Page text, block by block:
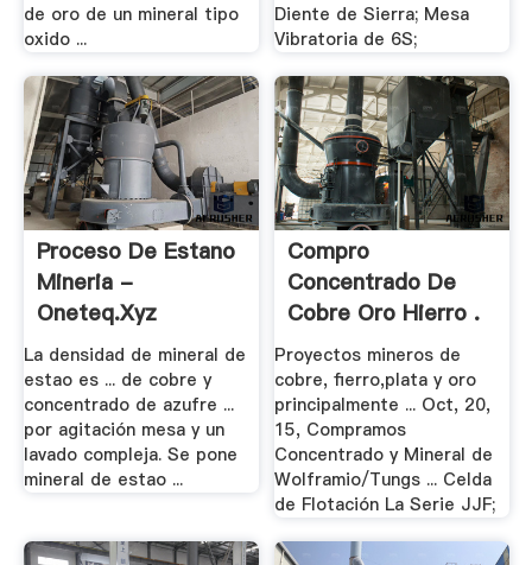
de oro de un mineral tipo
oxido ...
Diente de Sierra; Mesa
Vibratoria de 6S;
Proceso De Estano
Mineria -
Oneteq.xyz
La densidad de mineral de
estao es ... de cobre y
concentrado de azufre ...
por agitación mesa y un
lavado compleja. Se pone
mineral de estao ...
Compro
Concentrado De
Cobre Oro Hierro .
Proyectos mineros de
cobre, fierro,plata y oro
principalmente ... Oct, 20,
15, Compramos
Concentrado y Mineral de
Wolframio/Tungs ... Celda
de Flotación La Serie JJF;